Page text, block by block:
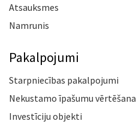
Atsauksmes
Namrunis
Pakalpojumi
Starpniecības pakalpojumi
Nekustamo īpašumu vērtēšana
Investīciju objekti